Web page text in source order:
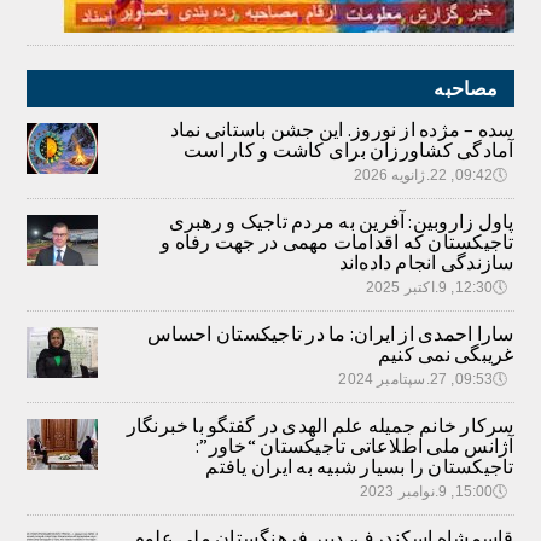
مصاحبه
سده – مژده از نوروز. این جشن باستانی نماد
آمادگی کشاورزان برای کاشت و کار است
🕔09:42, 22.ژانویه 2026
پاول زاروبین: آفرین به مردم تاجیک و رهبری
تاجیکستان که اقدامات مهمی در جهت رفاه و
سازندگی انجام داده‌اند
🕔12:30, 9.اکتبر 2025
سارا احمدی از ایران: ما در تاجیکستان احساس
غریبگی نمی کنیم
🕔09:53, 27.سپتامبر 2024
سرکار خانم جمیله علم الهدی در گفتگو با خبرنگار
آژانس ملی اطلاعاتی تاجیکستان “خاور”:
تاجیکستان را بسیار شبیه به ایران یافتم
🕔15:00, 9.نوامبر 2023